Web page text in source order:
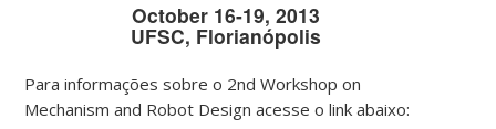
October 16-19, 2013
UFSC, Florianópolis
Para informações sobre o 2nd Workshop on
Mechanism and Robot Design acesse o link abaixo: